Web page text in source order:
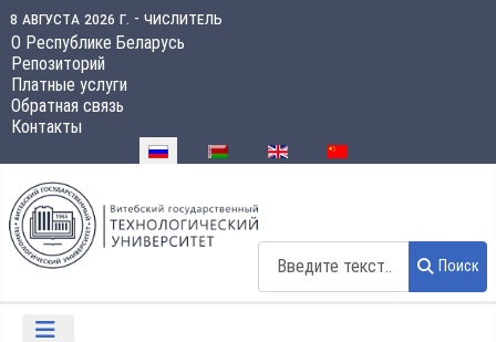
8 августа 2026 г. - числитель
О Республике Беларусь
Репозиторий
Платные услуги
Обратная связь
Контакты
Выберите язык
Поиск